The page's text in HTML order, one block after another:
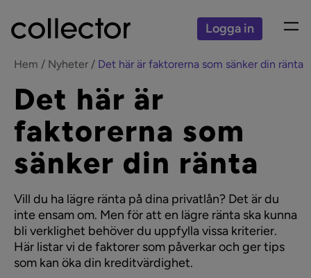
Logga in
Hem Nyheter Det här är faktorerna som sänker din ränta
Det här är
faktorerna som
sänker din ränta
Vill du ha lägre ränta på dina privatlån? Det är du
inte ensam om. Men för att en lägre ränta ska kunna
bli verklighet behöver du uppfylla vissa kriterier.
Här listar vi de faktorer som påverkar och ger tips
som kan öka din kreditvärdighet.